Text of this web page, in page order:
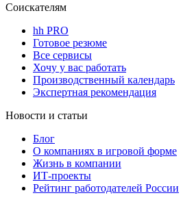
Соискателям
hh PRO
Готовое резюме
Все сервисы
Хочу у вас работать
Производственный календарь
Экспертная рекомендация
Новости и статьи
Блог
О компаниях в игровой форме
Жизнь в компании
ИТ-проекты
Рейтинг работодателей России